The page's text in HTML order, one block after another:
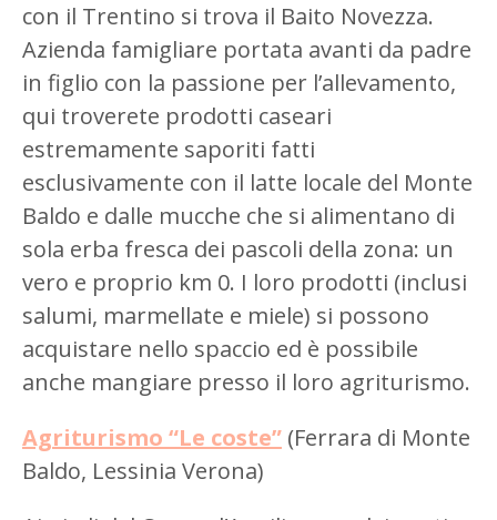
con il Trentino si trova il Baito Novezza.
Azienda famigliare portata avanti da padre
in figlio con la passione per l’allevamento,
qui troverete prodotti caseari
estremamente saporiti fatti
esclusivamente con il latte locale del Monte
Baldo e dalle mucche che si alimentano di
sola erba fresca dei pascoli della zona: un
vero e proprio km 0. I loro prodotti (inclusi
salumi, marmellate e miele) si possono
acquistare nello spaccio ed è possibile
anche mangiare presso il loro agriturismo.
Agriturismo “Le coste” (Ferrara di Monte
Baldo, Lessinia Verona)